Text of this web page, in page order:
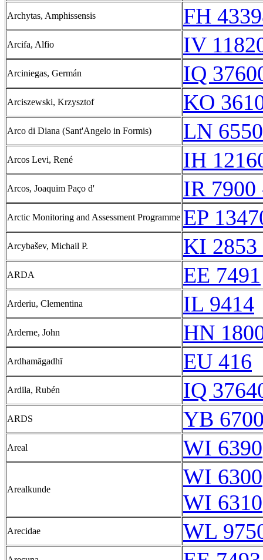
Archytas, Amphissensis FH
Arcifa, Alfio IV
Arciniegas, Germán IQ
Arciszewski, Krzysztof KO
Arco di Diana (Sant'Angelo in Formis) LN
Arcos Levi, René IH
Arcos, Joaquim Paço d' IR 7900
Arctic Monitoring and Assessment Programme EP
Arcybašev, Michail P. KI
ARDA EE 7491
Arderiu, Clementina IL 9414
Arderne, John HN
Ardhamāgadhī EU 416
Ardila, Rubén IQ
ARDS YB
Areal WI 6390
Arealkunde
WI 6300
WI 6310
Arecidae WL